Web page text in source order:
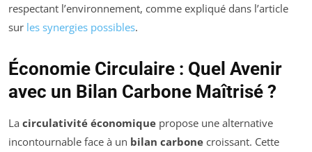
respectant l’environnement, comme expliqué dans l’article
sur les synergies possibles.
Économie Circulaire : Quel Avenir
avec un Bilan Carbone Maîtrisé ?
La circulativité économique propose une alternative
incontournable face à un bilan carbone croissant. Cette